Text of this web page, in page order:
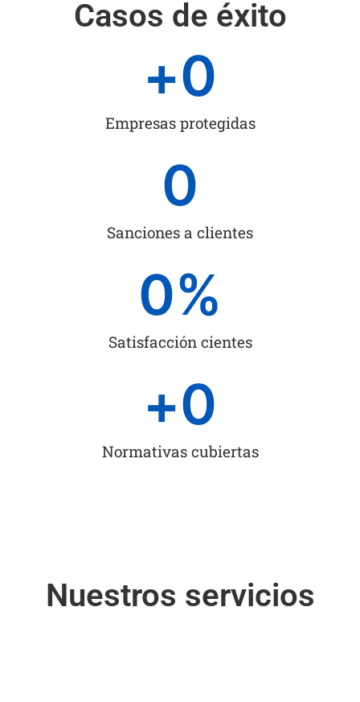
Casos de éxito
Empresas protegidas
+0
Sanciones a clientes
0
Satisfacción cientes
0%
Normativas cubiertas
+0
Nuestros servicios